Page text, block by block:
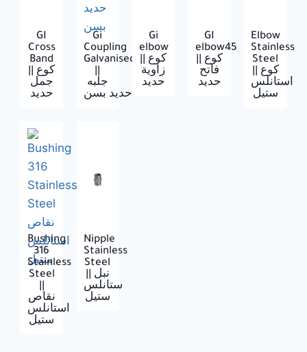
GI
Cross
Band
جمل
حديد
Gi
Coupling
Galvanised
جلبه
حديد بسن
Gi
elbow
زاوية
حديد
GI
elbow45
فاتح
حديد
Elbow
Stainless
Steel
استانلس
ستيل
Bushing
316
Stainless
Steel
نقاص
استانلس
ستيل
Nipple
Stainless
Steel
ستانلس
ستيل